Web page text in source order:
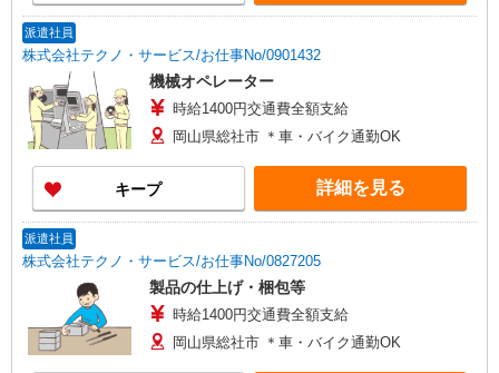
派遣社員
株式会社テクノ・サービス/お仕事No/0901432
機械オペレーター
時給1400円交通費全額支給
岡山県総社市 ＊車・バイク通勤OK
キープ 詳細を見る
派遣社員
株式会社テクノ・サービス/お仕事No/0827205
製品の仕上げ・梱包等
時給1400円交通費全額支給
岡山県総社市 ＊車・バイク通勤OK